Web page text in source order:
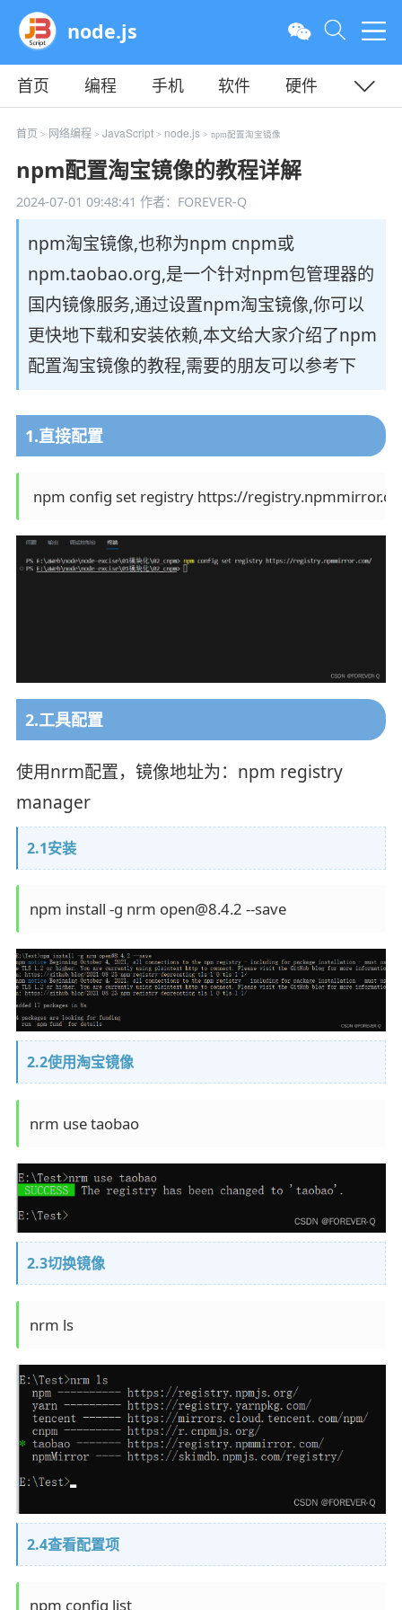
node.js
首页 编程 手机 软件
硬件
教程
平面 服务器
首页 > 网络编程 > JavaScript> node.js> npm配置淘宝镜像
npm配置淘宝镜像的教程详解
2024-07-01 09:48:41 作者：FOREVER-Q
npm淘宝镜像,也称为npm cnpm或
npm.taobao.org,是一个针对npm包管理器的
国内镜像服务,通过设置npm淘宝镜像,你可以
更快地下载和安装依赖,本文给大家介绍了npm
配置淘宝镜像的教程,需要的朋友可以参考下
1.直接配置
npm config set registry https://
2.工具配置
使用nrm配置，镜像地址为：npm registry
manager
2.1安装
npm install -g nrm open@8.4.2 --save
2.2使用淘宝镜像
nrm use taobao
2.3切换镜像
nrm ls
2.4查看配置项